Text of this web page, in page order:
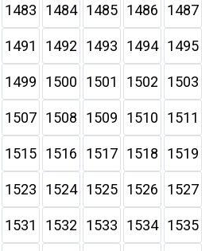
1483 1484 1485 1486 1487
1491 1492 1493 1494 1495
1499 1500 1501 1502 1503
1507 1508 1509 1510 1511
1515 1516 1517 1518 1519
1523 1524 1525 1526 1527
1531 1532 1533 1534 1535